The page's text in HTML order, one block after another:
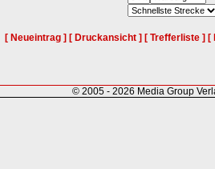
[ Neueintrag ] [ Druckansicht ] [ Trefferliste ] [
© 2005 - 2026 Media Group